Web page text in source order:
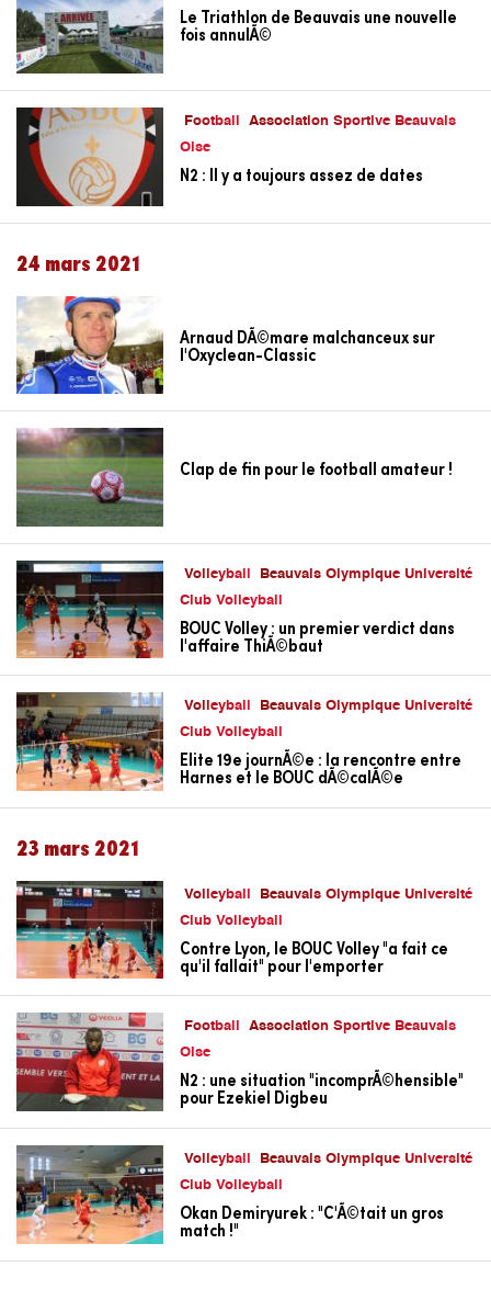
Le Triathlon de Beauvais une nouvelle
fois annulÃ©
Football
Association Sportive Beauvais
Oise
N2 : Il y a toujours assez de dates
24 mars 2021
Arnaud DÃ©mare malchanceux sur
l'Oxyclean-Classic
Clap de fin pour le football amateur !
Volleyball
Beauvais Olympique Université
Club Volleyball
BOUC Volley : un premier verdict dans
l'affaire ThiÃ©baut
Volleyball
Beauvais Olympique Université
Club Volleyball
Elite 19e journÃ©e : la rencontre entre
Harnes et le BOUC dÃ©calÃ©e
23 mars 2021
Volleyball
Beauvais Olympique Université
Club Volleyball
Contre Lyon, le BOUC Volley "a fait ce
qu'il fallait" pour l'emporter
Football
Association Sportive Beauvais
Oise
N2 : une situation "incomprÃ©hensible"
pour Ezekiel Digbeu
Volleyball
Beauvais Olympique Université
Club Volleyball
Okan Demiryurek : "C'Ã©tait un gros
match !"